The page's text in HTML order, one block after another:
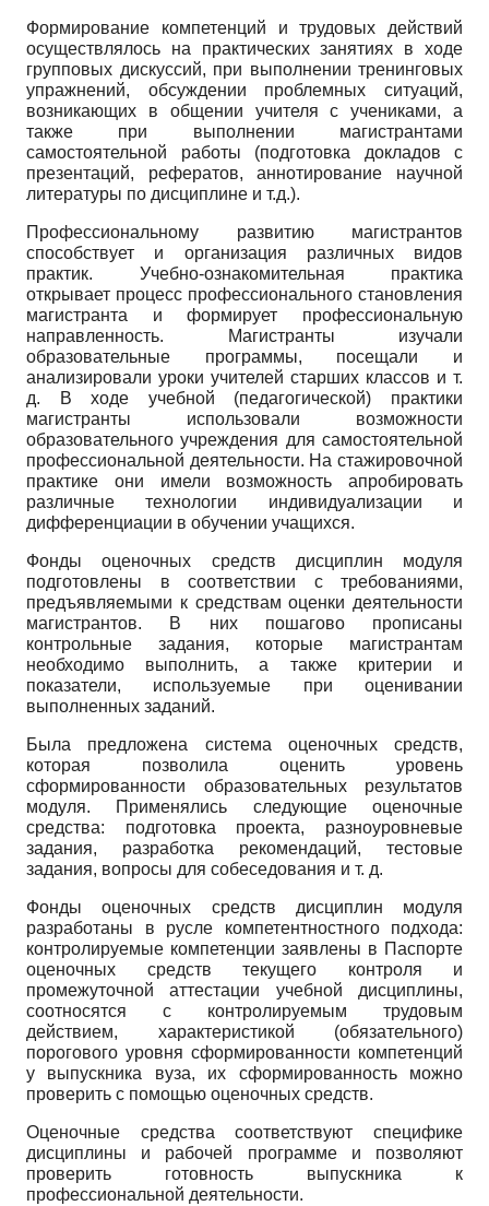
Формирование компетенций и трудовых действий
осуществлялось на практических занятиях в ходе
групповых дискуссий, при выполнении тренинговых
упражнений, обсуждении проблемных ситуаций,
возникающих в общении учителя с учениками, а
также при выполнении магистрантами
самостоятельной работы (подготовка докладов с
презентаций, рефератов, аннотирование научной
литературы по дисциплине и т.д.).
Профессиональному развитию магистрантов
способствует и организация различных видов
практик. Учебно-ознакомительная практика
открывает процесс профессионального становления
магистранта и формирует профессиональную
направленность. Магистранты изучали
образовательные программы, посещали и
анализировали уроки учителей старших классов и т.
д. В ходе учебной (педагогической) практики
магистранты использовали возможности
образовательного учреждения для самостоятельной
профессиональной деятельности. На стажировочной
практике они имели возможность апробировать
различные технологии индивидуализации и
дифференциации в обучении учащихся.
Фонды оценочных средств дисциплин модуля
подготовлены в соответствии с требованиями,
предъявляемыми к средствам оценки деятельности
магистрантов. В них пошагово прописаны
контрольные задания, которые магистрантам
необходимо выполнить, а также критерии и
показатели, используемые при оценивании
выполненных заданий.
Была предложена система оценочных средств,
которая позволила оценить уровень
сформированности образовательных результатов
модуля. Применялись следующие оценочные
средства: подготовка проекта, разноуровневые
задания, разработка рекомендаций, тестовые
задания, вопросы для собеседования и т. д.
Фонды оценочных средств дисциплин модуля
разработаны в русле компетентностного подхода:
контролируемые компетенции заявлены в Паспорте
оценочных средств текущего контроля и
промежуточной аттестации учебной дисциплины,
соотносятся с контролируемым трудовым
действием, характеристикой (обязательного)
порогового уровня сформированности компетенций
у выпускника вуза, их сформированность можно
проверить с помощью оценочных средств.
Оценочные средства соответствуют специфике
дисциплины и рабочей программе и позволяют
проверить готовность выпускника к
профессиональной деятельности.